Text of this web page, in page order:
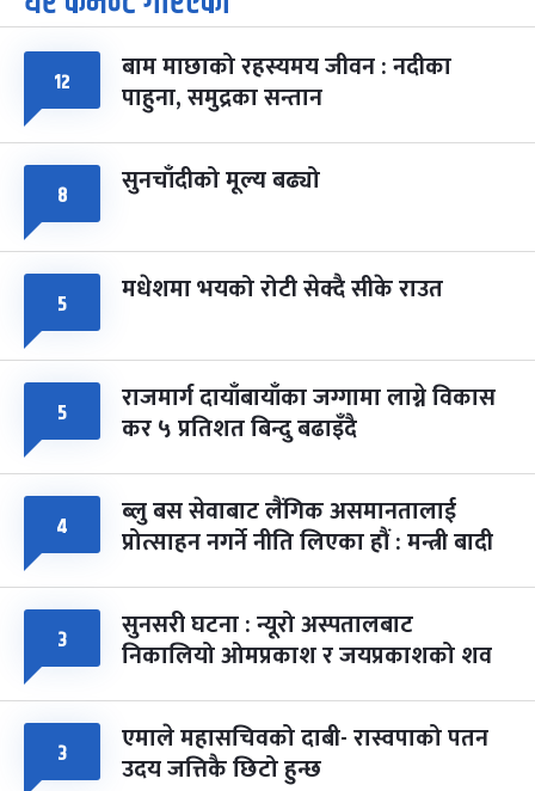
आइत चैत्र ७, २०८३-Mar 21, 2027
८
सोम
फागुपूर्णिमा
चैत्र ८, २०८३-Mar 22, 2027
७ महिना बाँकी
१२ बाम माछाको रहस्यमय जीवन : नदीका
पाहुना, समुद्रका सन्तान
८ सुनचाँदीको मूल्य बढ्यो
५ मधेशमा भयको रोटी सेक्दै सीके राउत
५ राजमार्ग दायाँबायाँका जग्गामा लाग्ने विकास
कर ५ प्रतिशत बिन्दु बढाइँदै
४ ब्लु बस सेवाबाट लैंगिक असमानतालाई
प्रोत्साहन नगर्ने नीति लिएका हौं : मन्त्री बादी
३ सुनसरी घटना : न्यूरो अस्पतालबाट
निकालियो ओमप्रकाश र जयप्रकाशको शव
३ एमाले महासचिवको दाबी- रास्वपाको पतन
उदय जत्तिकै छिटो हुन्छ